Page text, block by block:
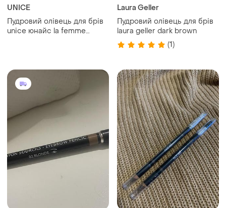
UNICE
Пудровий олівець для брів
unice юнайс la femme
Laura Geller
Пудровий олівець для брів
laura geller dark brown
(1)